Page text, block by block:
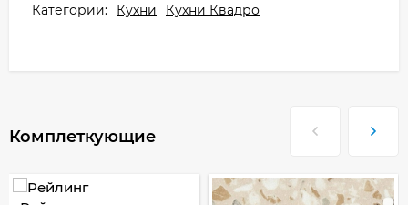
Категории: Кухни Кухни Квадро
Комплеткующие